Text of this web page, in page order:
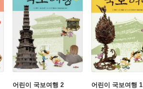
어린이 국보여행 2 어린이 국보여행 1